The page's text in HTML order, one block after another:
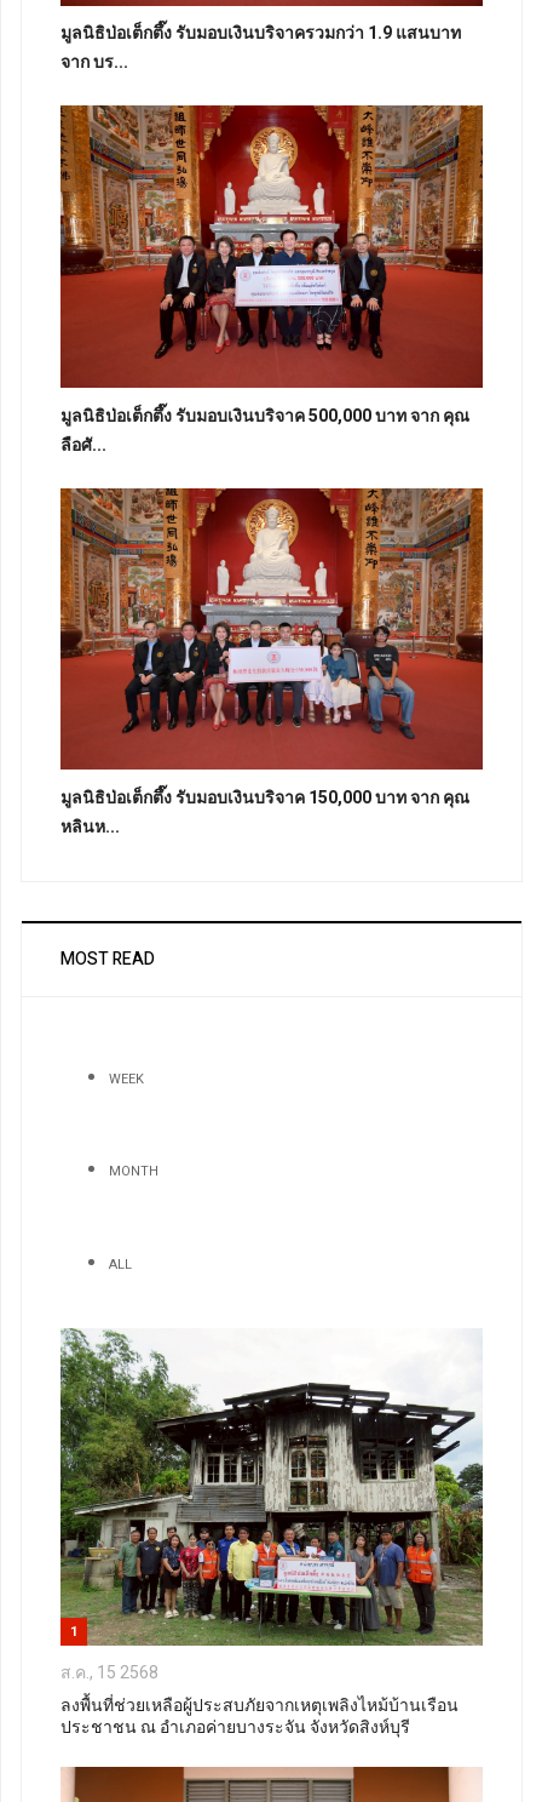
มูลนิธิป่อเต็กตึ๊ง รับมอบเงินบริจาครวมกว่า 1.9 แสนบาท
จาก บร...
มูลนิธิป่อเต็กตึ๊ง รับมอบเงินบริจาค 500,000 บาท จาก คุณ
ลือศั...
มูลนิธิป่อเต็กตึ๊ง รับมอบเงินบริจาค 150,000 บาท จาก คุณ
หลินห...
MOST READ
WEEK
MONTH
ALL
1
ส.ค., 15 2568
ลงพื้นที่ช่วยเหลือผู้ประสบภัยจากเหตุเพลิงไหม้บ้านเรือน
ประชาชน ณ อำเภอค่ายบางระจัน จังหวัดสิงห์บุรี